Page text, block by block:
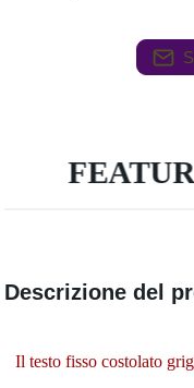
Descrizione del
Il testo fisso costolato